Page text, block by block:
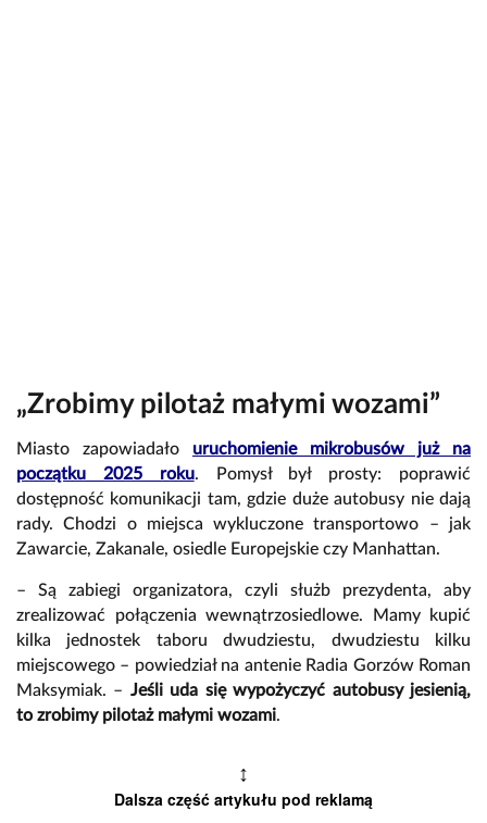
„Zrobimy pilotaż małymi wozami”
Miasto zapowiadało uruchomienie mikrobusów już na
początku 2025 roku. Pomysł był prosty: poprawić
dostępność komunikacji tam, gdzie duże autobusy nie dają
rady. Chodzi o miejsca wykluczone transportowo – jak
Zawarcie, Zakanale, osiedle Europejskie czy Manhattan.
– Są zabiegi organizatora, czyli służb prezydenta, aby
zrealizować połączenia wewnątrzosiedlowe. Mamy kupić
kilka jednostek taboru dwudziestu, dwudziestu kilku
miejscowego – powiedział na antenie Radia Gorzów Roman
Maksymiak. – Jeśli uda się wypożyczyć autobusy jesienią,
to zrobimy pilotaż małymi wozami.
↕
Dalsza część artykułu pod reklamą